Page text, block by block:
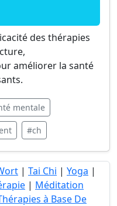
des thérapies
améliorer la santé
mentale
#ch
| Tai Chi | Yoga |
| Méditation
à Base De